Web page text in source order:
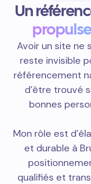
Un
Avoir un site ne
reste invisible
référencement
d’être trouvé
bonnes
Mon rôle est
et durable à
qualifiés et